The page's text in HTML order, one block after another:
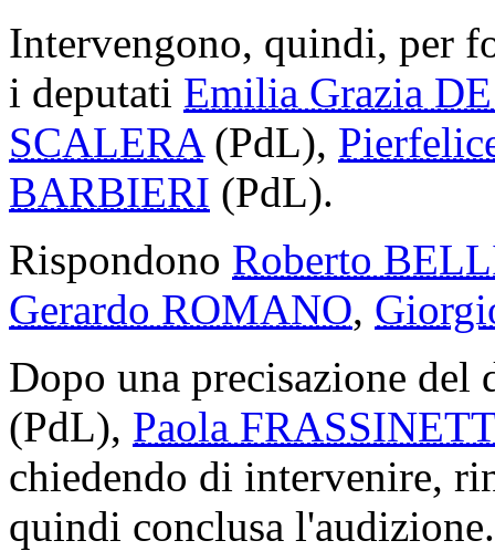
Intervengono, quindi, per
i deputati Emilia Grazia
SCALERA(PdL),
BARBIERI (PdL).
Rispondono Roberto
Gerardo ROMANO,
Dopo una precisazione del
(PdL), Paola
chiedendo di intervenire,
quindi conclusa l'audizione.